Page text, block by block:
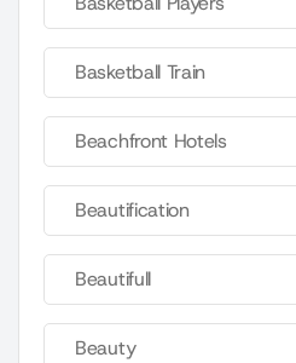
Basketball Train
Beachfront Hotels
Beautification
Beautifull
Beauty